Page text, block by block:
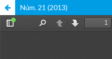
Núm. 21 (2013)